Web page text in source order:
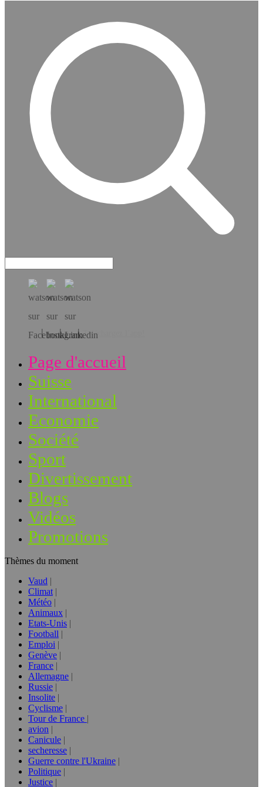
Téléchargez l’app!
Page d'accueil
Suisse
International
Economie
Société
Sport
Divertissement
Blogs
Vidéos
Promotions
Thèmes du moment
Vaud
Climat
Météo
Animaux
Etats-Unis
Football
Emploi
Genève
France
Allemagne
Russie
Insolite
Cyclisme
Tour de France
avion
Canicule
secheresse
Guerre contre l'Ukraine
Politique
Justice